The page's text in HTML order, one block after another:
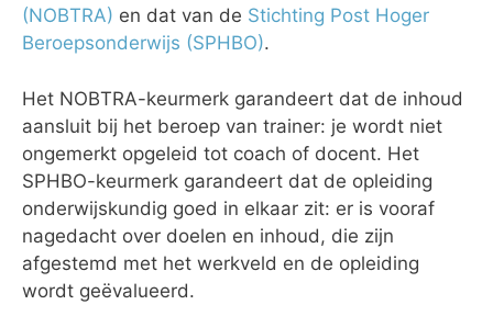
(NOBTRA) en dat van de Stichting Post Hoger
Beroepsonderwijs (SPHBO).
Het NOBTRA-keurmerk garandeert dat de inhoud
aansluit bij het beroep van trainer: je wordt niet
ongemerkt opgeleid tot coach of docent. Het
SPHBO-keurmerk garandeert dat de opleiding
onderwijskundig goed in elkaar zit: er is vooraf
nagedacht over doelen en inhoud, die zijn
afgestemd met het werkveld en de opleiding
wordt geëvalueerd.